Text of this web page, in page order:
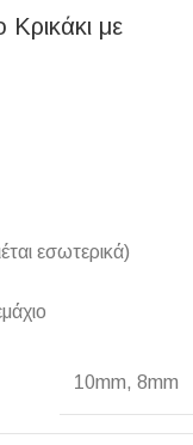
με
εσωτερικά)
10mm, 8mm